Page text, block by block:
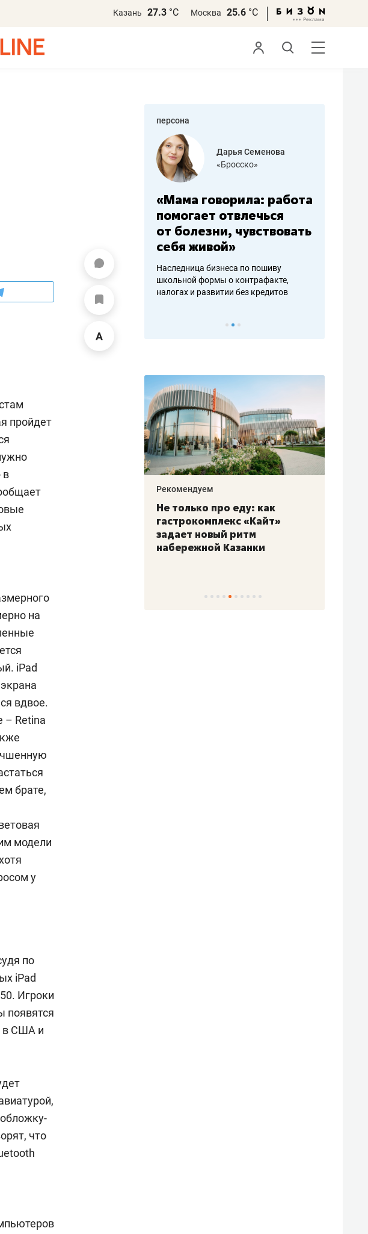
Казань 27.3 °С Москва 25.6 °С
пройдет
в
на
iPad
вдвое.
– Retina
брате,
модели
у
по
iPad
Игроки
появятся
в США и
что
персона
Владелец отделочной фирмы
о трехкратном росте цен, дотошных
клиентах и чудных запросах мастеров
Дарья Семенова
«Бросско»
«Мама говорила: работа
помогает отвлечься
от болезни, чувствовать
себя живой»
Наследница бизнеса по пошиву
школьной формы о контрафакте,
налогах и развитии без кредитов
случались каждые
подземные артерии
Рекомендуем
Не только про еду: как
гастрокомплекс «Кайт»
задает новый ритм
набережной Казанки